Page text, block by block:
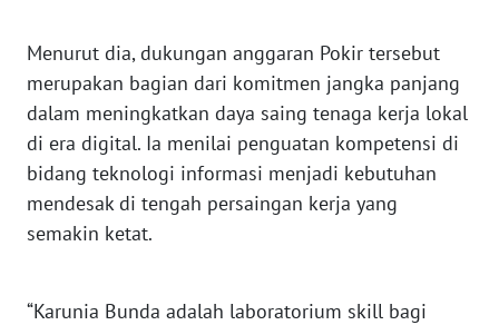
Menurut dia, dukungan anggaran Pokir tersebut
merupakan bagian dari komitmen jangka panjang
dalam meningkatkan daya saing tenaga kerja lokal
di era digital. Ia menilai penguatan kompetensi di
bidang teknologi informasi menjadi kebutuhan
mendesak di tengah persaingan kerja yang
semakin ketat.
“Karunia Bunda adalah laboratorium skill bagi
BARAT
WN
RIAU
WN
SERAMBI
JAMBI